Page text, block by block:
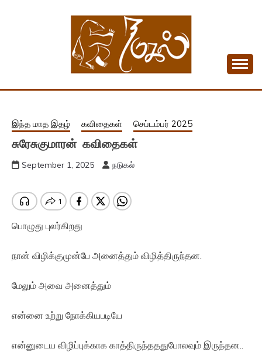
NADUKAL
இந்த மாத இதழ் கவிதைகள் செப்டம்பர் 2025
சுரேசுகுமாரன் கவிதைகள்
September 1, 2025 நடுகல்
பொழுது புலர்கிறது
நான் விழிக்குமுன்பே அனைத்தும் விழித்திருந்தன.
மேலும் அவை அனைத்தும்
என்னை உற்று நோக்கியபடியே
என்னுடைய விழிப்புக்காக காத்திருந்தததுபோலவும் இருந்தன..